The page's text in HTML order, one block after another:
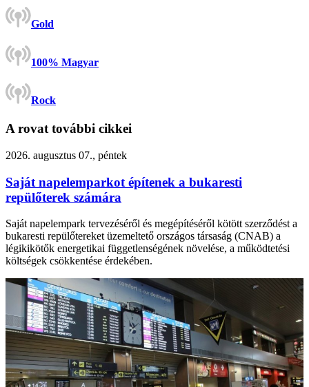
Gold
100% Magyar
Rock
A rovat további cikkei
2026. augusztus 07., péntek
Saját napelemparkot építenek a bukaresti
repülőterek számára
Saját napelempark tervezéséről és megépítéséről kötött szerződést a
bukaresti repülőtereket üzemeltető országos társaság (CNAB) a
légikikötők energetikai függetlenségének növelése, a működtetési
költségek csökkentése érdekében.